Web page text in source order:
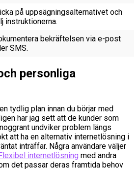
på uppsägningsalternativet och
instruktionerna.
bekräftelsen via e-post
SMS.
personliga
tydlig plan innan du börjar med
har jag sett att de kunder som
undviker problem längs
att ha en alternativ internetlösning i
inträffar. Några användare väljer
internetlösning med andra
det passar deras framtida behov